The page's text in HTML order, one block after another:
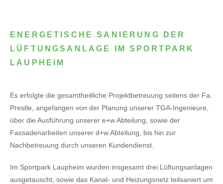
ENERGETISCHE SANIERUNG DER
LÜFTUNGSANLAGE IM SPORTPARK
LAUPHEIM
Es erfolgte die gesamtheitliche Projektbetreuung seitens der Fa.
Prestle, angefangen von der Planung unserer TGA-Ingenieure,
über die Ausführung unserer e+w Abteilung, sowie der
Fassadenarbeiten unserer d+w Abteilung, bis hin zur
Nachbetreuung durch unseren Kundendienst.
Im Sportpark Laupheim wurden insgesamt drei Lüftungsanlagen
ausgetauscht, sowie das Kanal- und Heizungsnetz teilsaniert um